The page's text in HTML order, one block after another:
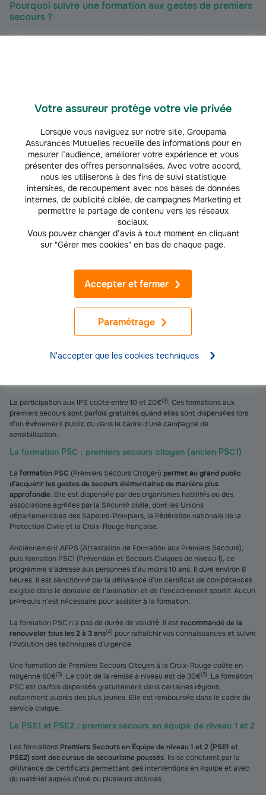
Votre assureur protège votre vie privée
Lorsque vous naviguez sur notre site, Groupama
Assurances Mutuelles recueille des informations pour en
mesurer l’audience, améliorer votre expérience et vous
présenter des offres personnalisées. Avec votre accord,
nous les utiliserons à des fins de suivi statistique
intersites, de recoupement avec nos bases de données
internes, de publicité ciblée, de campagnes Marketing et
permettre le partage de contenu vers les réseaux
sociaux.
Vous pouvez changer d’avis à tout moment en cliquant
sur "Gérer mes cookies" en bas de chaque page.
Paramétrage
Accepter et fermer
N'accepter que les cookies techniques
Pourquoi suivre une formation aux gestes de premiers
secours ?
Le citoyen est le premier maillon de la chaîne de secours, et son
D’après une étude réalisée en 2022
, seuls 34% des Français ont reçu
une formation certifiante aux gestes de premiers secours. Si davantage de
pourraient être sauvées chaque année.
Quelles sont les différentes formations de premiers
secours et de secourisme ?
Voici le détail des formations aux gestes de premiers secours et des
formations de secouriste disponibles.
L’IPS : initiation aux gestes de premiers secours
formations de courte durée ouvertes au grand public pour
citoyens possible afin qu’ils sachent comment agir auprès d’une personne
en détresse en attendant l’arrivée des secours. L’
initiation aux gestes de
premiers secours, ou IPS
, en est l’exemple de référence. Cette appellation
regroupe des cours de premiers secours de niveau basique, parfois
également labellisés "formations GQS" (Gestes Qui Sauvent).
Les IPS sont dispensées par la Croix-Rouge française, la Protection Civile
l’autre et est adapté en fonction de l’âge des apprenants. Les cours
La participation aux IPS coûte entre 10 et 20€(3). Ces formations aux
premiers secours sont parfois gratuites quand elles sont dispensées lors
d’un événement public ou dans le cadre d’une campagne de
sensibilisation.
La formation PSC : premiers secours citoyen (ancien PSC1)
La formation PSC (Premiers Secours Citoyen) permet au grand public
d’acquérir les gestes de secours élémentaires de manière plus
approfondie. Elle est dispensée par des organismes habilités ou des
associations agréées par la Sécurité civile, dont les Unions
départementales des Sapeurs-Pompiers, la Fédération nationale de la
Protection Civile et la Croix-Rouge française.
Anciennement AFPS (Attestation de Formation aux Premiers Secours),
puis formation PSC1 (Prévention et Secours Civiques de niveau 1), ce
programme s’adresse aux personnes d’au moins 10 ans. Il dure environ 8
heures. Il est sanctionné par la délivrance d’un certificat de compétences
exigible dans le domaine de l’animation et de l’encadrement sportif. Aucun
prérequis n’est nécessaire pour assister à la formation.
La formation PSC n’a pas de durée de validité. Il estrecommandé de la
renouveler tous les 2 à 3 ans(4) pour rafraîchir vos connaissances et suivre
l’évolution des techniques d’urgence.
Une formation de Premiers Secours Citoyen à la Croix-Rouge coûte en
moyenne 60€(3). Le coût de la remise à niveau est de 30€(3). La formation
PSC est parfois dispensée gratuitement dans certaines régions,
notamment auprès des plus jeunes. Elle est remboursée dans le cadre du
service civique.
Le PSE1 et PSE2 : premiers secours en équipe de niveau 1 et 2
Les formations Premiers Secours en Équipe de niveau 1 et 2 (PSE1 et
PSE2) sont des cursus de secourisme poussés. Ils se concluent par la
délivrance de certificats permettant des interventions en équipe et avec
du matériel auprès d’une ou plusieurs victimes.